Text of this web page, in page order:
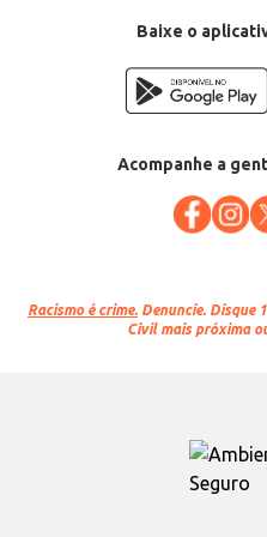
Baixe o
Acompanhe a
Racismo é crime. Denuncie. Disque
Civil mais próxima